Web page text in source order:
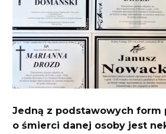
Jedną z podstawowych form
o śmierci danej osoby jest